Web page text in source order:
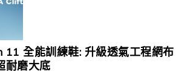
全能訓練鞋: 升級透氣工程網布
耐磨大底